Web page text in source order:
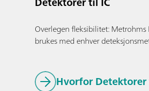
Overlegen fleksibilitet: Metrohms
brukes med enhver
Hvorfor Detektorer